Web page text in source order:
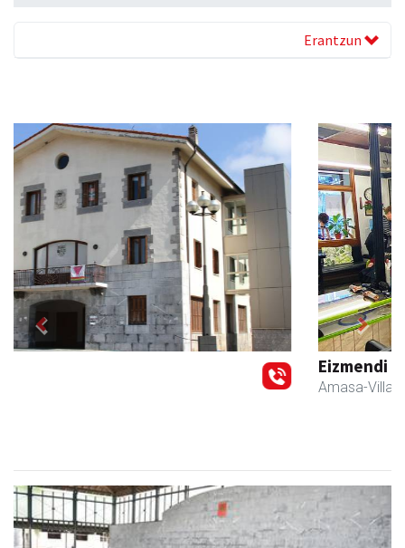
Erantzun
Previous Next